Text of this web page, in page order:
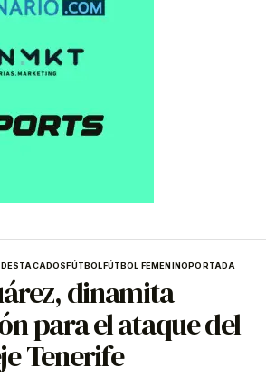
DESTACADOSFÚTBOLFÚTBOL FEMENINOPORTADA
dinamita
para el ataque del
Tenerife